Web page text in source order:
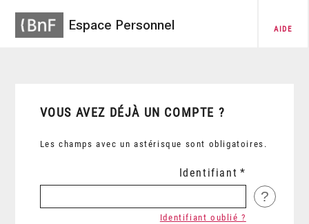
Espace Personnel AIDE
VOUS AVEZ DÉJÀ UN COMPTE ?
Les champs avec un astérisque sont obligatoires.
Identifiant
?
Identifiant oublié ?